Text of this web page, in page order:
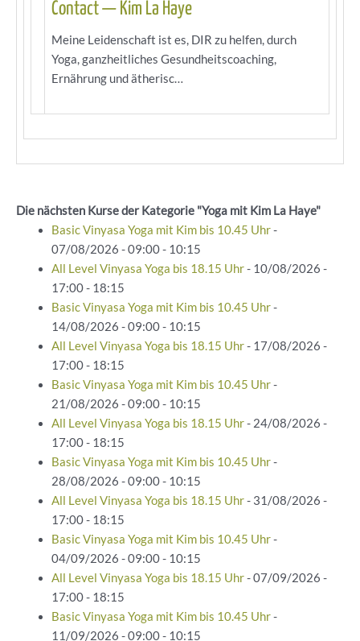
Contact — Kim La Haye
Meine Leidenschaft ist es, DIR zu helfen, durch
Yoga, ganzheitliches Gesundheitscoaching,
Ernährung und ätherisc…
Die nächsten Kurse der Kategorie "Yoga mit Kim La Haye"
Basic Vinyasa Yoga mit Kim bis 10.45 Uhr-
07/08/2026 - 09:00 - 10:15
All Level Vinyasa Yoga bis 18.15 Uhr- 10/08/2026 -
17:00 - 18:15
Basic Vinyasa Yoga mit Kim bis 10.45 Uhr-
14/08/2026 - 09:00 - 10:15
All Level Vinyasa Yoga bis 18.15 Uhr- 17/08/2026 -
17:00 - 18:15
Basic Vinyasa Yoga mit Kim bis 10.45 Uhr-
21/08/2026 - 09:00 - 10:15
All Level Vinyasa Yoga bis 18.15 Uhr- 24/08/2026 -
17:00 - 18:15
Basic Vinyasa Yoga mit Kim bis 10.45 Uhr-
28/08/2026 - 09:00 - 10:15
All Level Vinyasa Yoga bis 18.15 Uhr- 31/08/2026 -
17:00 - 18:15
Basic Vinyasa Yoga mit Kim bis 10.45 Uhr-
04/09/2026 - 09:00 - 10:15
All Level Vinyasa Yoga bis 18.15 Uhr- 07/09/2026 -
17:00 - 18:15
Basic Vinyasa Yoga mit Kim bis 10.45 Uhr-
11/09/2026 - 09:00 - 10:15